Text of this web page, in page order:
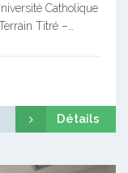
Catholique
Titré –…
Détails